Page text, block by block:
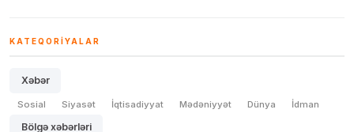
KATEQORIYALAR
Xəbər
Sosial Siyasət İqtisadiyyat Mədəniyyət Dünya İdman
Bölgə xəbərləri